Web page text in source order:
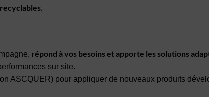
répond à vos besoins et apporte les solutions
sur site.
ASCQUER) pour appliquer de nouveaux produits